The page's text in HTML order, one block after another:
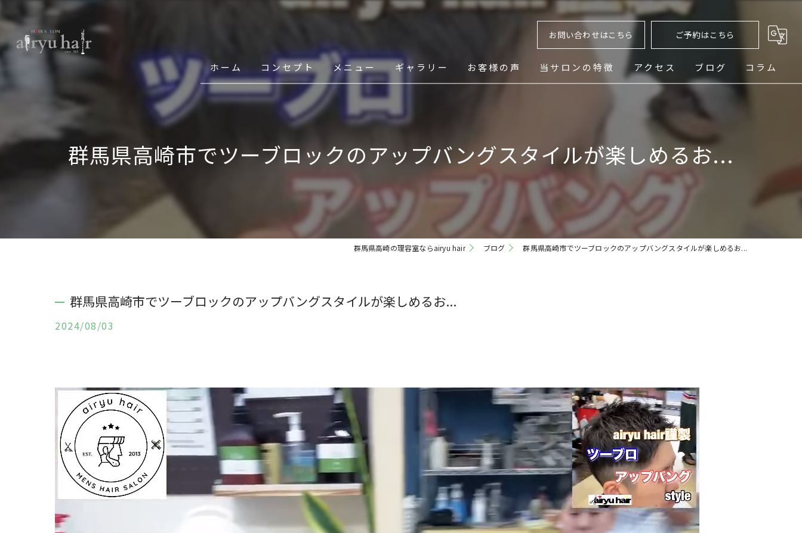
お問い合わせはこちら ご予約はこちら
ホーム コンセプト
スタッフ
メニュー ギャラリー お客様の声 当サロンの特徴
メンズ
フェード
パーマ
アクセス ブログ コラム
群馬県高崎市でツーブロックのアップバングスタイルが楽しめるお...
群馬県高崎の理容室ならairyu hair ブログ 群馬県高崎市でツーブロックのアップバングスタイルが楽しめるお...
群馬県高崎市でツーブロックのアップバングスタイルが楽しめるお...
2024/08/03